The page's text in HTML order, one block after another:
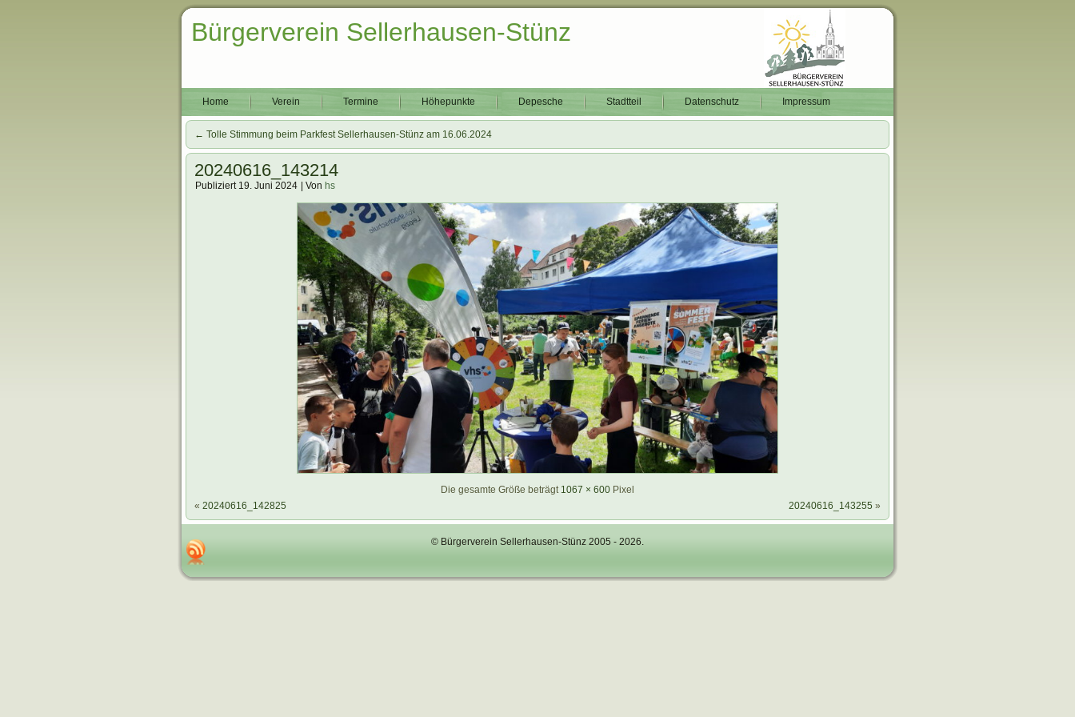
Bürgerverein Sellerhausen-Stünz
Home Verein Termine Höhepunkte Depesche Stadtteil Datenschutz Impressum
← Tolle Stimmung beim Parkfest Sellerhausen-Stünz am 16.06.2024
20240616_143214
Publiziert 19. Juni 2024 Von hs
Die gesamte Größe beträgt 1067 × 600 Pixel
« 20240616_142825 20240616_143255 »
© Bürgerverein Sellerhausen-Stünz 2005 - 2026.